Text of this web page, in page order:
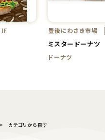
1F 豊後にわさき市場
ミスタードーナツ
ドーナツ
カテゴリから探す